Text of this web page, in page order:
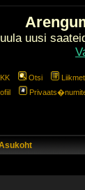
uusi
Otsi